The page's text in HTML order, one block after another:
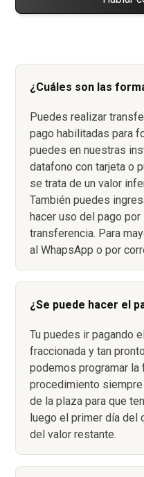
¿Cuáles son las
Puedes realizar
pago habilitadas para
puedes en nuestras
datafono con tarjeta o
se trata de un valor
También puedes
hacer uso del pago
transferencia. Para
al WhapsApp o por
¿Se puede hacer el
Tu puedes ir pagando
fraccionada y tan
podemos programar la
procedimiento
de la plaza para que
luego el primer día del
del valor restante.